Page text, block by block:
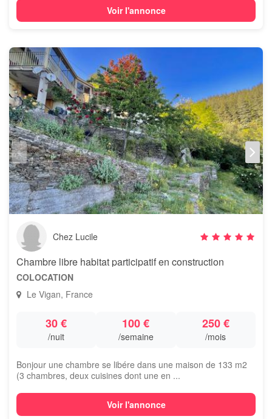
Voir l'annonce
Chez Lucile
Chambre libre habitat participatif en construction
COLOCATION
Le Vigan, France
30 €
/nuit
100 €
/semaine
250 €
/mois
Bonjour une chambre se libére dans une maison de 133 m2
(3 chambres, deux cuisines dont une en ...
Voir l'annonce